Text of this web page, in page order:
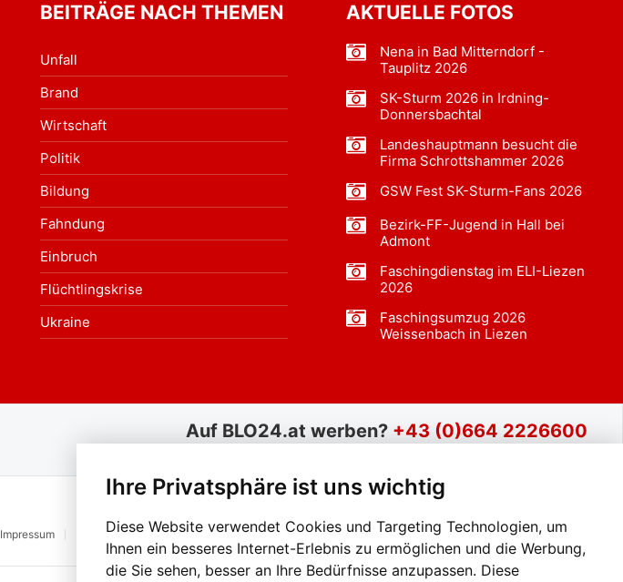
Ihre Privatsphäre ist uns wichtig
Diese Website verwendet Cookies und Targeting Technologien, um
Ihnen ein besseres Internet-Erlebnis zu ermöglichen und die Werbung,
die Sie sehen, besser an Ihre Bedürfnisse anzupassen. Diese
BEITRÄGE NACH THEMEN
Unfall
Brand
Wirtschaft
Politik
Bildung
Fahndung
Einbruch
Flüchtlingskrise
Ukraine
AKTUELLE FOTOS
Nena in Bad Mitterndorf -
Tauplitz 2026
SK-Sturm 2026 in Irdning-
Donnersbachtal
Landeshauptmann besucht die
Firma Schrottshammer 2026
GSW Fest SK-Sturm-Fans 2026
Bezirk-FF-Jugend in Hall bei
Admont
Faschingdienstag im ELI-Liezen
2026
Faschingsumzug 2026
Weissenbach in Liezen
Auf BLO24.at werben? +43 (0)664 2226600
Impressum Datenschutz Kontakt